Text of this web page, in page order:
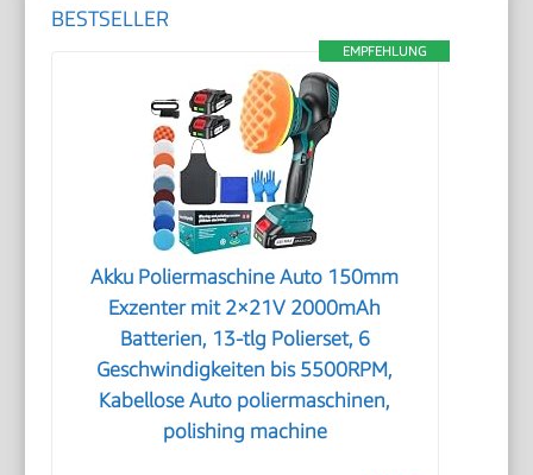
BESTSELLER
EMPFEHLUNG
Akku Poliermaschine Auto 150mm
Exzenter mit 2×21V 2000mAh
Batterien, 13-tlg Polierset, 6
Geschwindigkeiten bis 5500RPM,
Kabellose Auto poliermaschinen,
polishing machine